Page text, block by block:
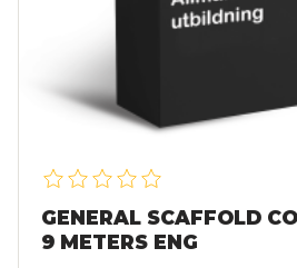
GENERAL SCAFFOLD
9 METERS ENG